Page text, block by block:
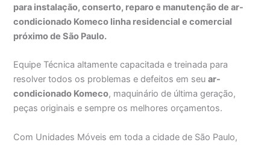
para instalação, conserto, reparo e manutenção de ar-
condicionado Komeco linha residencial e comercial
próximo de São Paulo.
Equipe Técnica altamente capacitada e treinada para
resolver todos os problemas e defeitos em seuar-
condicionado Komeco, maquinário de última geração,
peças originais e sempre os melhores orçamentos.
Com Unidades Móveis em toda a cidade de São Paulo,